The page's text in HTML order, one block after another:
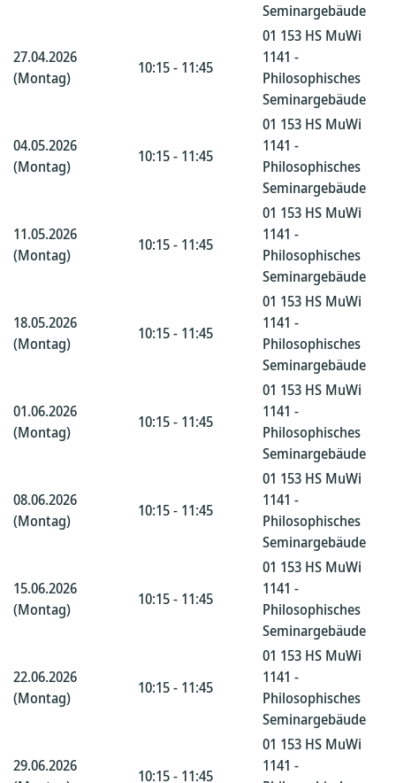
Seminargebäude
27.04.2026
(Montag)
10:15 - 11:45
01 153 HS MuWi
1141 -
Philosophisches
Seminargebäude
04.05.2026
(Montag)
10:15 - 11:45
01 153 HS MuWi
1141 -
Philosophisches
Seminargebäude
11.05.2026
(Montag)
10:15 - 11:45
01 153 HS MuWi
1141 -
Philosophisches
Seminargebäude
18.05.2026
(Montag)
10:15 - 11:45
01 153 HS MuWi
1141 -
Philosophisches
Seminargebäude
01.06.2026
(Montag)
10:15 - 11:45
01 153 HS MuWi
1141 -
Philosophisches
Seminargebäude
08.06.2026
(Montag)
10:15 - 11:45
01 153 HS MuWi
1141 -
Philosophisches
Seminargebäude
15.06.2026
(Montag)
10:15 - 11:45
01 153 HS MuWi
1141 -
Philosophisches
Seminargebäude
22.06.2026
(Montag)
10:15 - 11:45
01 153 HS MuWi
1141 -
Philosophisches
Seminargebäude
29.06.2026
10:15 - 11:45
01 153 HS MuWi
1141 -